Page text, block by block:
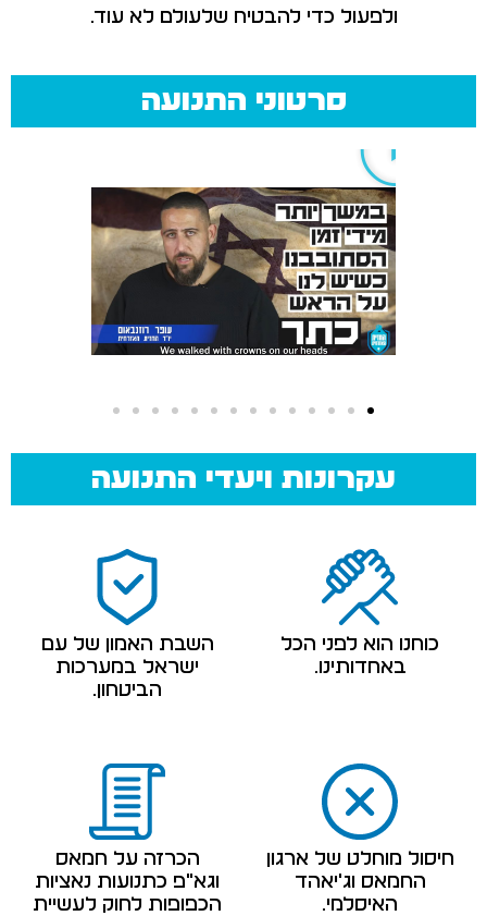
ולפעול כדי להבטיח שלעולם לא עוד.
סרטוני התנועה
עקרונות ויעדי התנועה
כוחנו הוא לפני הכל
באחדותינו.
השבת האמון של עם
ישראל במערכות
הביטחון.
חיסול מוחלט של ארגון
החמאס וג'יאהד
האיסלמי.
הכרזה על חמאס
וגא"פ כתנועות נאציות
הכפופות לחוק לעשיית